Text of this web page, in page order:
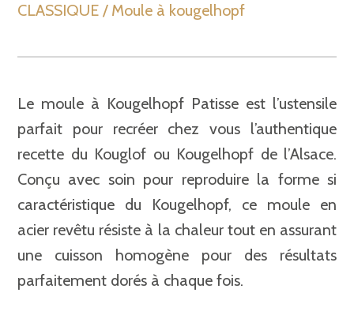
CLASSIQUE / Moule à kougelhopf
Le moule à Kougelhopf Patisse est l’ustensile
parfait pour recréer chez vous l’authentique
recette du Kouglof ou Kougelhopf de l’Alsace.
Conçu avec soin pour reproduire la forme si
caractéristique du Kougelhopf, ce moule en
acier revêtu résiste à la chaleur tout en assurant
une cuisson homogène pour des résultats
parfaitement dorés à chaque fois.